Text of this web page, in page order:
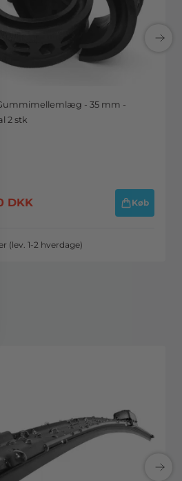
- 35 mm -
2 stk
DKK Køb
(lev. 1-2 hverdage)